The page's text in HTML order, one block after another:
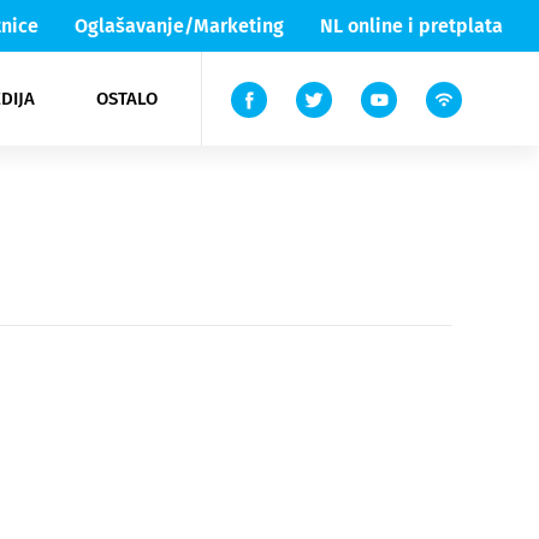
Oglašavanje/Marketing NL online i pretplata
OSTALO
Lika & Senj
TV